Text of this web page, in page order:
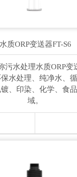
水质ORP变送器FT-S6
污水处理水质ORP变
水处理、纯净水、
、印染、化学、食
域。